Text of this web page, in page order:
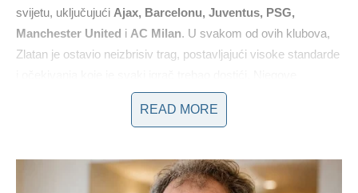
svijetu, uključujući Ajax, Barcelonu, Juventus, PSG,
Manchester United i AC Milan. U svakom od ovih klubova,
Zlatan je ostavio neizbrisiv trag, postavljajući visoke standarde
nevjerovatne vještine driblinga, sposobnost preciznog udarca i
izvanredna fizička spremnost učinile su ga jednim od najteže
READ MORE